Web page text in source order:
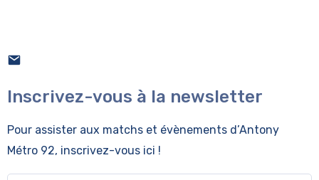
Inscrivez-vous à la newsletter
Pour assister aux matchs et évènements d’Antony
Métro 92, inscrivez-vous ici !